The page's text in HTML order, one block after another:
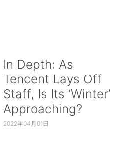
In Depth: As
Tencent Lays Off
Staff, Is Its ‘Winter’
Approaching?
2022年04月01日